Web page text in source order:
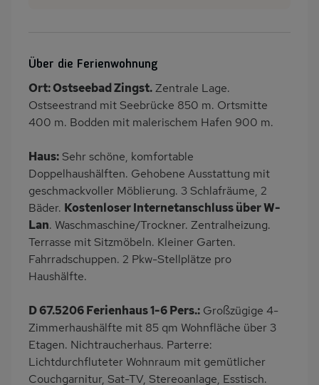
Wäschetrockner
Terrasse
PKW-Parkplatz
Dusche
Dusche/WC
Backofen
Geschirrspülmaschine
Kühlschrank
Mikrowelle
Ruhige Lage
Babybett
Kinderhochstuhl
Nichtraucher
Haustiere/Hund
verboten
Wb/WC
Kaffeemaschine
Über die Ferienwohnung
Ort: Ostseebad Zingst.Zentrale Lage.
Ostseestrand mit Seebrücke 850 m. Ortsmitte
400 m. Bodden mit malerischem Hafen 900 m.
Haus: Sehr schöne, komfortable
Doppelhaushälften. Gehobene Ausstattung mit
geschmackvoller Möblierung. 3 Schlafräume, 2
Bäder. Kostenloser Internetanschluss über W-
Lan. Waschmaschine/Trockner. Zentralheizung.
Terrasse mit Sitzmöbeln. Kleiner Garten.
Fahrradschuppen. 2 Pkw-Stellplätze pro
Haushälfte.
D 67.5206 Ferienhaus 1-6 Pers.: Großzügige 4-
Zimmerhaushälfte mit 85 qm Wohnfläche über 3
Etagen. Nichtraucherhaus. Parterre:
Lichtdurchfluteter Wohnraum mit gemütlicher
Couchgarnitur, Sat-TV, Stereoanlage, Esstisch.